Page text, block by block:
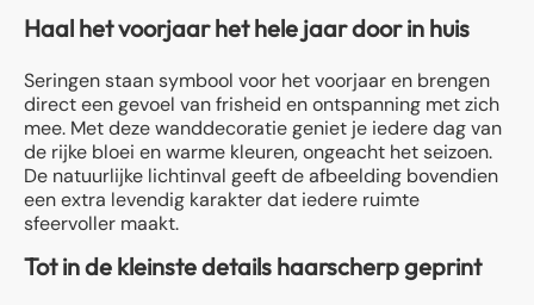
Haal het voorjaar het hele jaar door in huis
Seringen staan symbool voor het voorjaar en brengen
direct een gevoel van frisheid en ontspanning met zich
mee. Met deze wanddecoratie geniet je iedere dag van
de rijke bloei en warme kleuren, ongeacht het seizoen.
De natuurlijke lichtinval geeft de afbeelding bovendien
een extra levendig karakter dat iedere ruimte
sfeervoller maakt.
Tot in de kleinste details haarscherp geprint